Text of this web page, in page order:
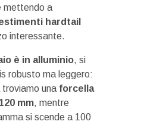
mettendo a
hardtail
interessante.
è in alluminio, si
robusto ma leggero:
troviamo una forcella
mm, mentre
si scende a 100